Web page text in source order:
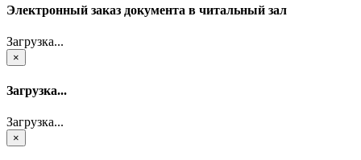
Электронный заказ документа в читальный зал
Загрузка...
×
Загрузка...
Загрузка...
×